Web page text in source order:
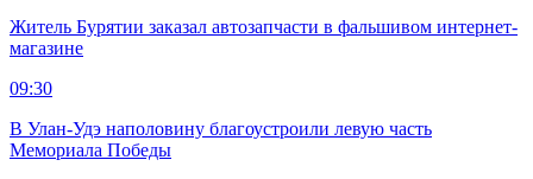
Житель Бурятии заказал автозапчасти в фальшивом интернет-
магазине
09:30
В Улан-Удэ наполовину благоустроили левую часть
Мемориала Победы